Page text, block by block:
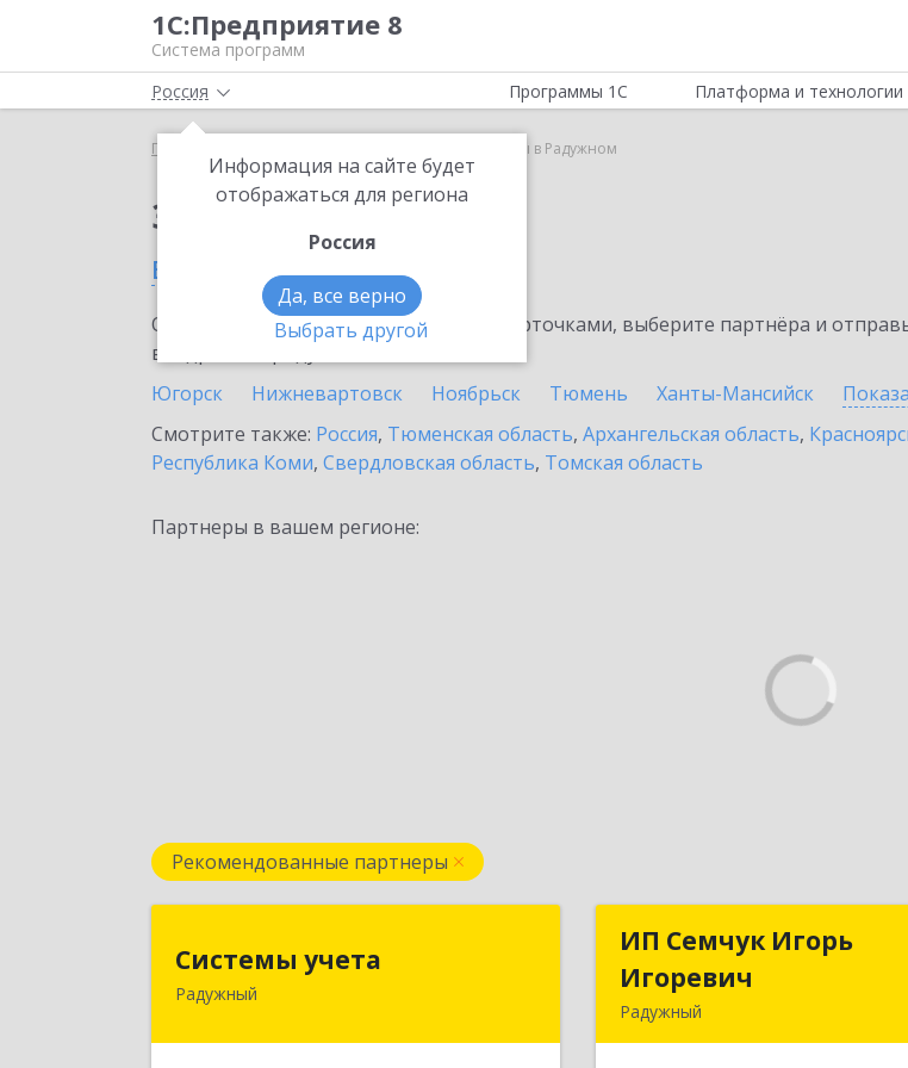
1С:Предприятие 8
Система программ
Россия
Информация на сайте будет
отображаться для региона
Россия
Да, все верно
Выбрать другой
Программы 1С Платформа и технологии
Главная 1С-Товары в Радужном
Заказать 1С-Товары
в Радужном
Ознакомьтесь с информационными карточками, выберите партнёра и
внедрение продукта.
Югорск
Нижневартовск Ноябрьск Тюмень Ханты-Мансийск
Смотрите также: Россия, Тюменская область, Архангельская область,
Республика Коми, Свердловская область, Томская область
Партнеры в вашем регионе:
Рекомендованные партнеры
Системы учета
Радужный
ИП Семчук Игорь
Игоревич
Радужный
ИП Семчук